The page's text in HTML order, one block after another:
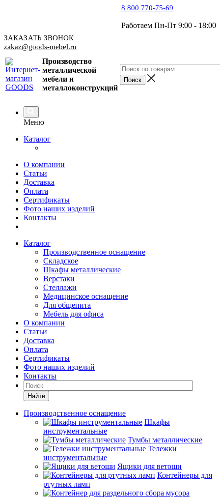
8 800 770-75-69
Работаем Пн-Пт 9:00 - 18:00
ЗАКАЗАТЬ ЗВОНОК
zakaz@goods-mebel.ru
Производство
металлической
мебели и
металлоконструкций
Меню
Каталог
О компании
Статьи
Доставка
Оплата
Сертификаты
Фото наших изделий
Контакты
Каталог
Производственное оснащение
Складское
Шкафы металлические
Верстаки
Стеллажи
Медицинское оснащение
Для общепита
Мебель для офиса
О компании
Статьи
Доставка
Оплата
Сертификаты
Фото наших изделий
Контакты
Найти
Производственное оснащение
Шкафы
инструментальные
Тумбы металлические
Тележки
инструментальные
Ящики для ветоши
Контейнеры для
ртутных ламп